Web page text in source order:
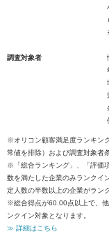
調査対象者
※オリコン顧客満足度ランキン
常値を排除）および調査対象者
※「総合ランキング」、「評価
数を満たした企業のみランクイ
定人数の半数以上の企業がラン
※総合得点が60.00点以上で、
ンクイン対象となります。
≫ 詳細はこちら